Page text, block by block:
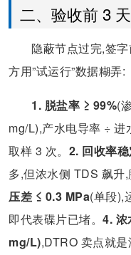
二、验收前 3
隐蔽节点过完,签
方用”试运行”数据糊弄:
1. 脱盐率 ≥ 99%(
mg/L),产水电导率 ÷
取样 3 次。 2. 回收率
多,但浓水侧 TDS 飙升,
压差 ≤ 0.3 MPa(单段),
即代表碟片已堵。 4. 浓
mg/L),DTRO 卖点就